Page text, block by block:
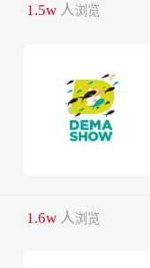
1.5w人浏览
1.6w人 浏览